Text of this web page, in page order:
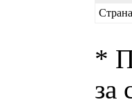
*
за